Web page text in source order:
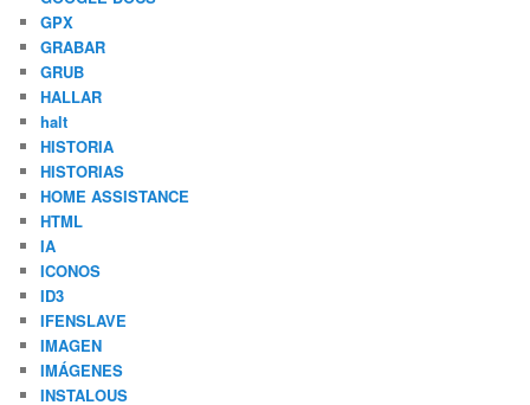
GPX
GRABAR
GRUB
HALLAR
halt
HISTORIA
HISTORIAS
HOME ASSISTANCE
HTML
IA
ICONOS
ID3
IFENSLAVE
IMAGEN
IMÁGENES
INSTALOUS